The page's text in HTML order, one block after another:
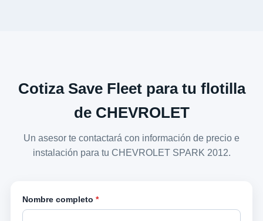
Cotiza Save Fleet para tu flotilla
de CHEVROLET
Un asesor te contactará con información de precio e
instalación para tu CHEVROLET SPARK 2012.
Nombre completo *